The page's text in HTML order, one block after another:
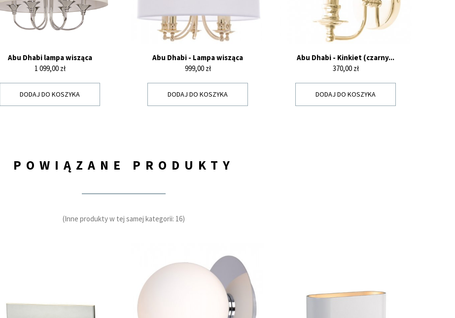
Abu Dhabi lampa wisząca
Cena
1 099,00 zł
DODAJ DO KOSZYKA
Abu Dhabi - Lampa wisząca
Cena
999,00 zł
DODAJ DO KOSZYKA
Abu Dhabi - Kinkiet (czarny...
Cena
370,00 zł
DODAJ DO KOSZYKA
POWIĄZANE PRODUKTY
(Inne produkty w tej samej kategorii: 16)